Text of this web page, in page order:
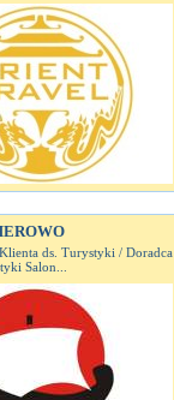
ds. Turystyki / Doradca
Salon...